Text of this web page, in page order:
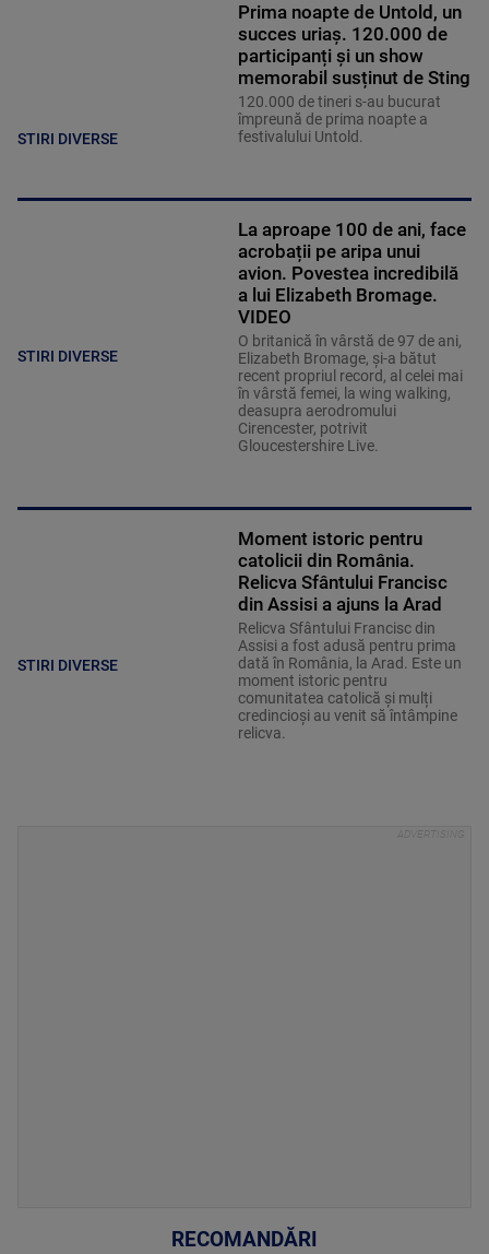
STIRI DIVERSE
Prima noapte de Untold, un
succes uriaș. 120.000 de
participanți și un show
memorabil susținut de Sting
120.000 de tineri s-au bucurat
împreună de prima noapte a
festivalului Untold.
STIRI DIVERSE
La aproape 100 de ani, face
acrobații pe aripa unui
avion. Povestea incredibilă
a lui Elizabeth Bromage.
VIDEO
O britanică în vârstă de 97 de ani,
Elizabeth Bromage, şi-a bătut
recent propriul record, al celei mai
în vârstă femei, la wing walking,
deasupra aerodromului
Cirencester, potrivit
Gloucestershire Live.
STIRI DIVERSE
Moment istoric pentru
catolicii din România.
Relicva Sfântului Francisc
din Assisi a ajuns la Arad
Relicva Sfântului Francisc din
Assisi a fost adusă pentru prima
dată în România, la Arad. Este un
moment istoric pentru
comunitatea catolică și mulți
credincioși au venit să întâmpine
relicva.
RECOMANDĂRI